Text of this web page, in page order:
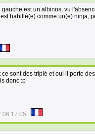
est un albinos, vu
habillé(e) comme un(e) ninja,
sont des triplé et oui il porte
donc :p
06:17:05